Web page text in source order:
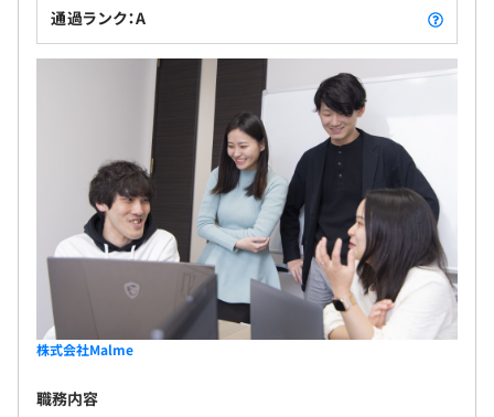
通過ランク：A
株式会社Malme
職務内容